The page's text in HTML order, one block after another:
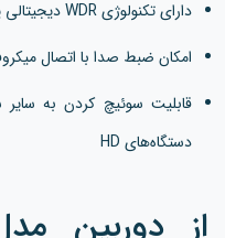
دارای تکنولوژی WDR دیجیتالی یا DWDR
امکان ضبط صدا با اتصال
قابلیت سوئیچ کردن به سایر
دستگاه‌های HD